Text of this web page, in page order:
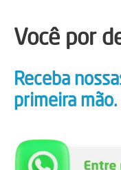
Você por
Receba
primeira mão.